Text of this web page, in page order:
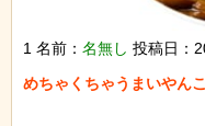
1 名前： 名無し 投稿日：
めちゃくちゃうまいやん